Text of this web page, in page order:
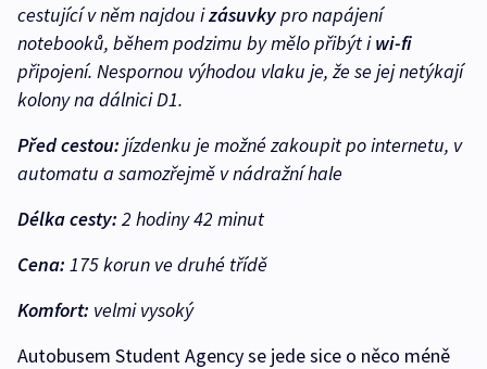
cestující v něm najdou izásuvkypro napájení
notebooků, během podzimu by mělo přibýt iwi-fi
připojení. Nespornou výhodou vlaku je, že se jej netýkají
kolony na dálnici D1.
Před cestou: jízdenku je možné zakoupit po internetu, v
automatu a samozřejmě v nádražní hale
Délka cesty: 2 hodiny 42 minut
Cena: 175 korun ve druhé třídě
Komfort: velmi vysoký
Autobusem Student Agency se jede sice o něco méně